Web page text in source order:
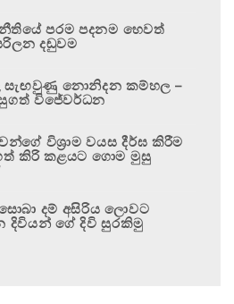
නීතියේ පරම පදනම හෙවත්
දඬුවම
සැඟවුණු නොනිදන කම්හල –
විජේවර්ධන
විශ්‍රාම වයස දීර්ඝ කිරීම
කිරි කළයට ගොම මුසු
දම් අසිරිය ලොවට
දිවියන් ගේ දිවි සුරකිමු